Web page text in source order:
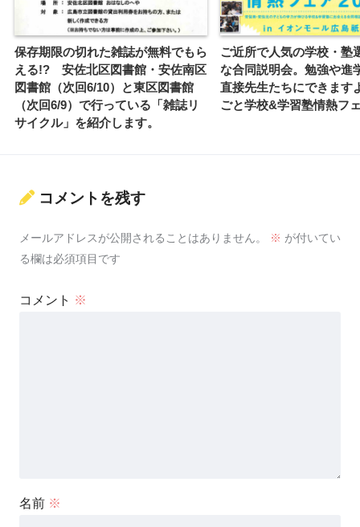
保存期限の切れた雑誌が無料でもら
える!? 安佐北区図書館・安佐南区
図書館（次回6/10）と東区図書館
（次回6/9）で行っている「雑誌リ
サイクル」を紹介します。
ご近所で人気の学校・塾
な合同説明会。勉強や進
直接先生たちにできます
ごと学校&学習塾情熱フ
コメントを残す
メールアドレスが公開されることはありません。 ※ が付いてい
る欄は必須項目です
コメント ※
名前 ※